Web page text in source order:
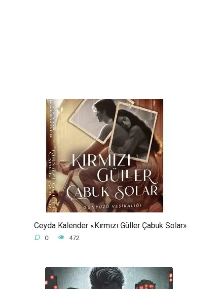
Ceyda Kalender «Kırmızı Güller Çabuk Solar»
0 472